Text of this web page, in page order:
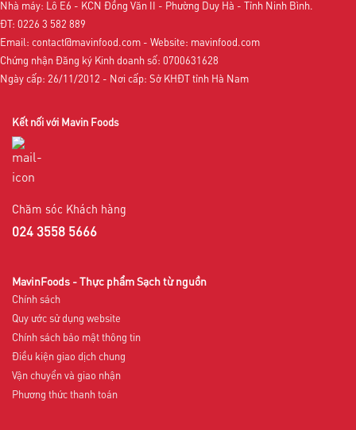
Nhà máy: Lô E6 - KCN Đồng Văn II - Phường Duy Hà - Tỉnh Ninh Bình.
ĐT: 0226 3 582 889
Email: contact@mavinfood.com - Website: mavinfood.com
Chứng nhận Đăng ký Kinh doanh số: 0700631628
Ngày cấp: 26/11/2012 - Nơi cấp: Sở KHĐT tỉnh Hà Nam
Kết nối với Mavin Foods
Chăm sóc Khách hàng
024 3558 5666
MavinFoods - Thực phẩm Sạch từ nguồn
Chính sách
Quy ước sử dụng website
Chính sách bảo mật thông tin
Điều kiện giao dịch chung
Vận chuyển và giao nhận
Phương thức thanh toán